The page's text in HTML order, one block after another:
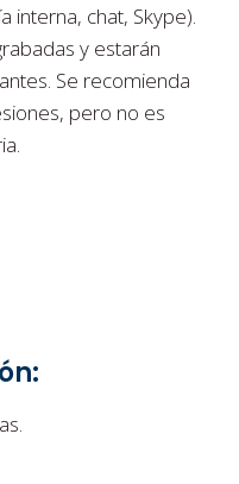
interna, chat, Skype).
y estarán
Se recomienda
pero no es